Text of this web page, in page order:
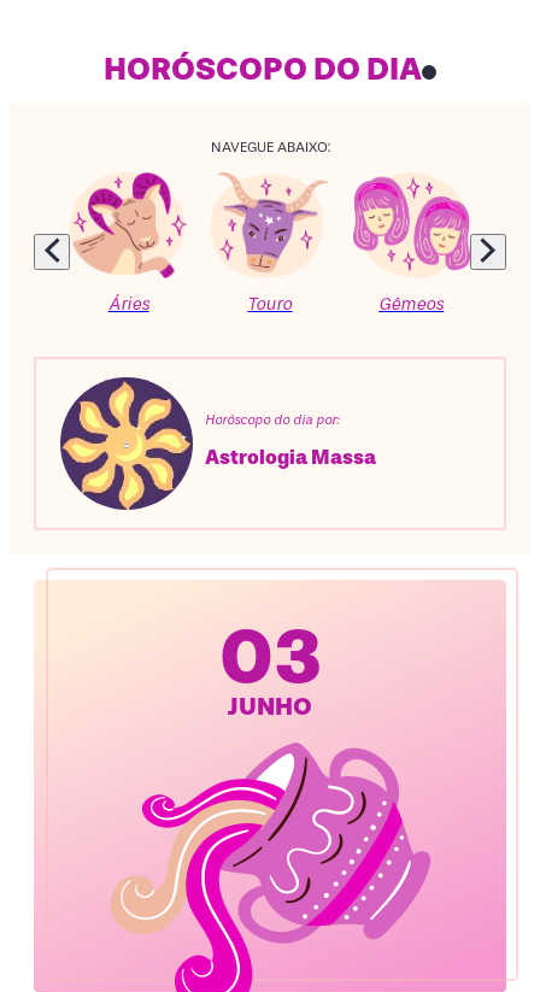
HORÓSCOPO DO DIA
NAVEGUE ABAIXO:
Áries Touro Gêmeos
Horóscopo do dia por:
Astrologia Massa
03
JUNHO